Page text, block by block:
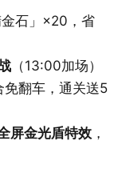
石」×20，省
（13:00加场）
免翻车，通关送5
屏金光盾特效 ，